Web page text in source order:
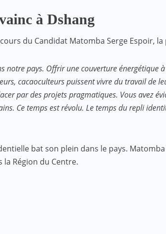
à Dshang
du Candidat Matomba Serge Espoir,
notre pays. Offrir une couverture
cacaoculteurs puissent vivre du travail de
par des projets pragmatiques. Vous avez
Ce temps est révolu. Le temps du repli
bat son plein dans le pays.
la Région du Centre.